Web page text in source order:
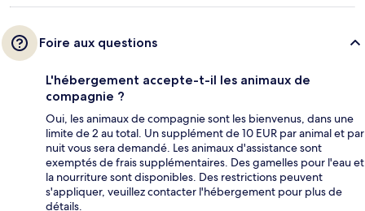
Foire aux questions
L'hébergement accepte-t-il les animaux de
compagnie ?
Oui, les animaux de compagnie sont les bienvenus, dans une
limite de 2 au total. Un supplément de 10 EUR par animal et par
nuit vous sera demandé. Les animaux d'assistance sont
exemptés de frais supplémentaires. Des gamelles pour l'eau et
la nourriture sont disponibles. Des restrictions peuvent
s'appliquer, veuillez contacter l'hébergement pour plus de
détails.